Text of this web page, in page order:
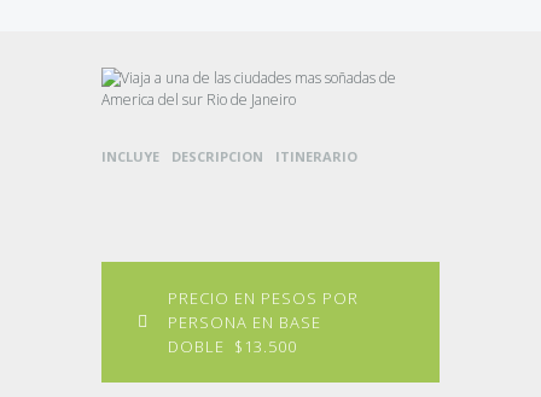
INCLUYE DESCRIPCION ITINERARIO
PRECIO EN PESOS POR
PERSONA EN BASE
DOBLE $13.500